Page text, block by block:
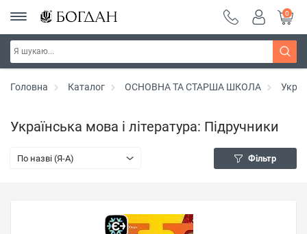
0
Головна Каталог ОСНОВНА ТА СТАРША ШКОЛА
Українська мова і література: Підручники
По назві (Я-А) Фільтр